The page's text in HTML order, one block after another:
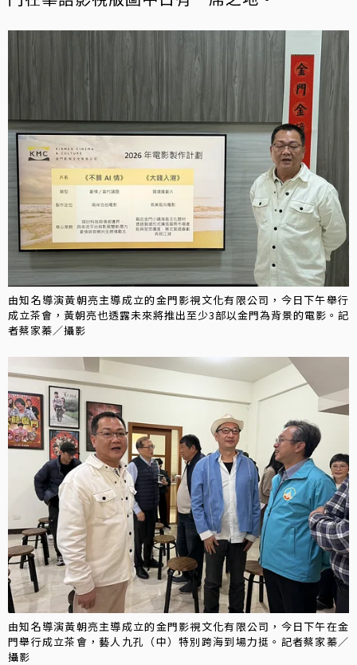
由知名導演黃朝亮主導成立的金門影視文化有限公司，今日下午舉行
成立茶會，黃朝亮也透露未來將推出至少3部以金門為背景的電影。記
者蔡家蓁／攝影
由知名導演黃朝亮主導成立的金門影視文化有限公司，今日下午在金
門舉行成立茶會，藝人九孔（中）特別跨海到場力挺。記者蔡家蓁／
攝影